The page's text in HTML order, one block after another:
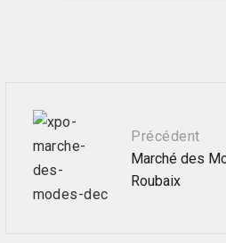
Navigation
postale
Précédent
Marché des
Roubaix